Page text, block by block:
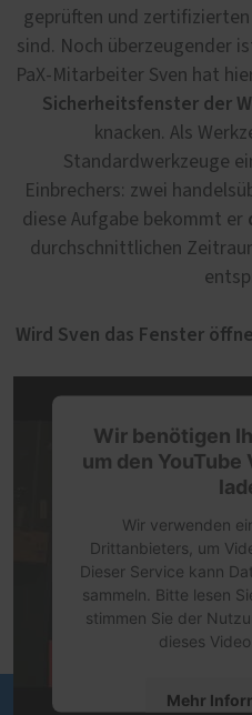
geprüften und
sind. Noch überzeugender
PaX-Mitarbeiter Sven hat
Sicherheitsfenster der
knacken. Als
Standardwerkzeuge
Einbrechers: zwei
diese Aufgabe bekommt er
durchschnittlichen
Wird Sven das Fenster
Wir benötigen
um den
Wir verwenden
Drittanbieters, um
Dieser Service kann
sammeln. Bitte lesen
stimmen Sie der
dieses
Mehr